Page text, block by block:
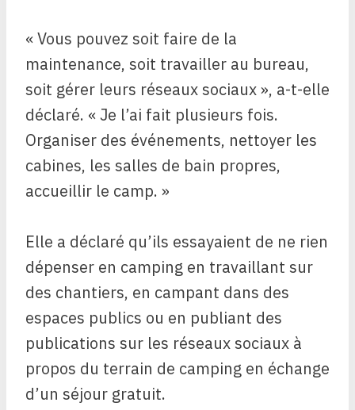
« Vous pouvez soit faire de la
maintenance, soit travailler au bureau,
soit gérer leurs réseaux sociaux », a-t-elle
déclaré. « Je l’ai fait plusieurs fois.
Organiser des événements, nettoyer les
cabines, les salles de bain propres,
accueillir le camp. »
Elle a déclaré qu’ils essayaient de ne rien
dépenser en camping en travaillant sur
des chantiers, en campant dans des
espaces publics ou en publiant des
publications sur les réseaux sociaux à
propos du terrain de camping en échange
d’un séjour gratuit.